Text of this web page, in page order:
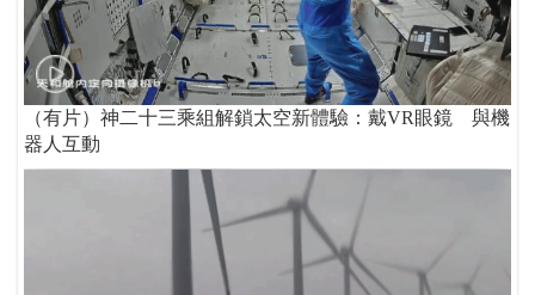
（有片）神二十三乘組解鎖太空新體驗：戴VR眼鏡 與機
器人互動